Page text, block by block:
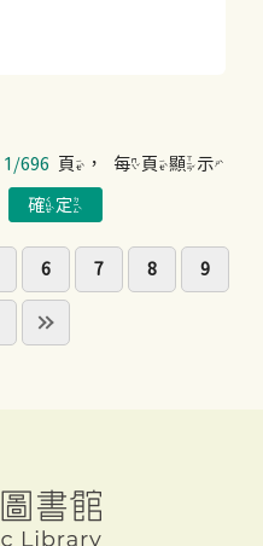
1/696 頁，每頁顯示
6 7 8 9